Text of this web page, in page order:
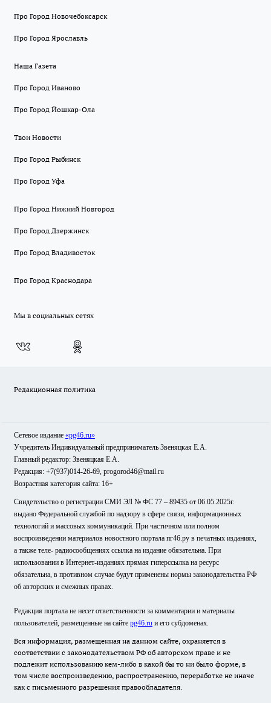
Про Город Новочебоксарск
Про Город Ярославль
Наша Газета
Про Город Иваново
Про Город Йошкар-Ола
Твои Новости
Про Город Рыбинск
Про Город Уфа
Про Город Нижний Новгород
Про Город Дзержинск
Про Город Владивосток
Про Город Краснодара
Мы в социальных сетях
Редакционная политика
Сетевое издание «pg46.ru»
Учредитель Индивидуальный предприниматель Звеняцкая Е.А.
Главный редактор: Звеняцкая Е.А.
Редакция: +7(937)014-26-69, progorod46@mail.ru
Возрастная категория сайта: 16+
Свидетельство о регистрации СМИ ЭЛ № ФС 77 – 89435 от 06.05.2025г.
выдано Федеральной службой по надзору в сфере связи, информационных
технологий и массовых коммуникаций. При частичном или полном
воспроизведении материалов новостного портала пг46.ру в печатных изданиях,
а также теле- радиосообщениях ссылка на издание обязательна. При
использовании в Интернет-изданиях прямая гиперссылка на ресурс
обязательна, в противном случае будут применены нормы законодательства РФ
об авторских и смежных правах.
Редакция портала не несет ответственности за комментарии и материалы
пользователей, размещенные на сайте pg46.ru и его субдоменах.
Вся информация, размещенная на данном сайте, охраняется в
соответствии с законодательством РФ об авторском праве и не
подлежит использованию кем-либо в какой бы то ни было форме, в
том числе воспроизведению, распространению, переработке не иначе
как с письменного разрешения правообладателя.